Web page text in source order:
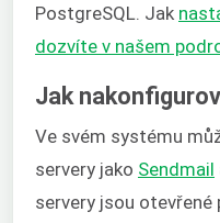
PostgreSQL. Jak
dozvíte v našem
Jak
Ve svém systému
servery jako Sendmail
servery jsou otevřené